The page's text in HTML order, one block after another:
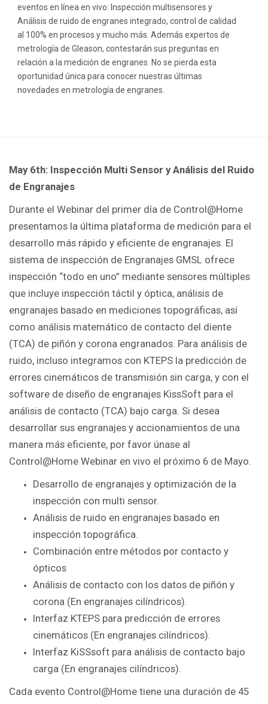
eventos en línea en vivo: Inspección multisensores y
Análisis de ruido de engranes integrado, control de calidad
al 100% en procesos y mucho más. Además expertos de
metrología de Gleason, contestarán sus preguntas en
relación a la medición de engranes. No se pierda esta
oportunidad única para conocer nuestras últimas
novedades en metrología de engranes.
May 6th: Inspección Multi Sensor y Análisis del Ruido
de Engranajes
Durante el Webinar del primer día de Control@Home
presentamos la última plataforma de medición para el
desarrollo más rápido y eficiente de engranajes. El
sistema de inspección de Engranajes GMSL ofrece
inspección “todo en uno” mediante sensores múltiples
que incluye inspección táctil y óptica, análisis de
engranajes basado en mediciones topográficas, así
como análisis matemático de contacto del diente
(TCA) de piñón y corona engranados. Para análisis de
ruido, incluso integramos con KTEPS la predicción de
errores cinemáticos de transmisión sin carga, y con el
software de diseño de engranajes KissSoft para el
análisis de contacto (TCA) bajo carga. Si desea
desarrollar sus engranajes y accionamientos de una
manera más eficiente, por favor únase al
Control@Home Webinar en vivo el próximo 6 de Mayo.
Desarrollo de engranajes y optimización de la
inspección con multi sensor.
Análisis de ruido en engranajes basado en
inspección topográfica.
Combinación entre métodos por contacto y
ópticos
Análisis de contacto con los datos de piñón y
corona (En engranajes cilíndricos).
Interfaz KTEPS para predicción de errores
cinemáticos (En engranajes cilíndricos).
Interfaz KiSSsoft para análisis de contacto bajo
carga (En engranajes cilíndricos).
Cada evento Control@Home tiene una duración de 45